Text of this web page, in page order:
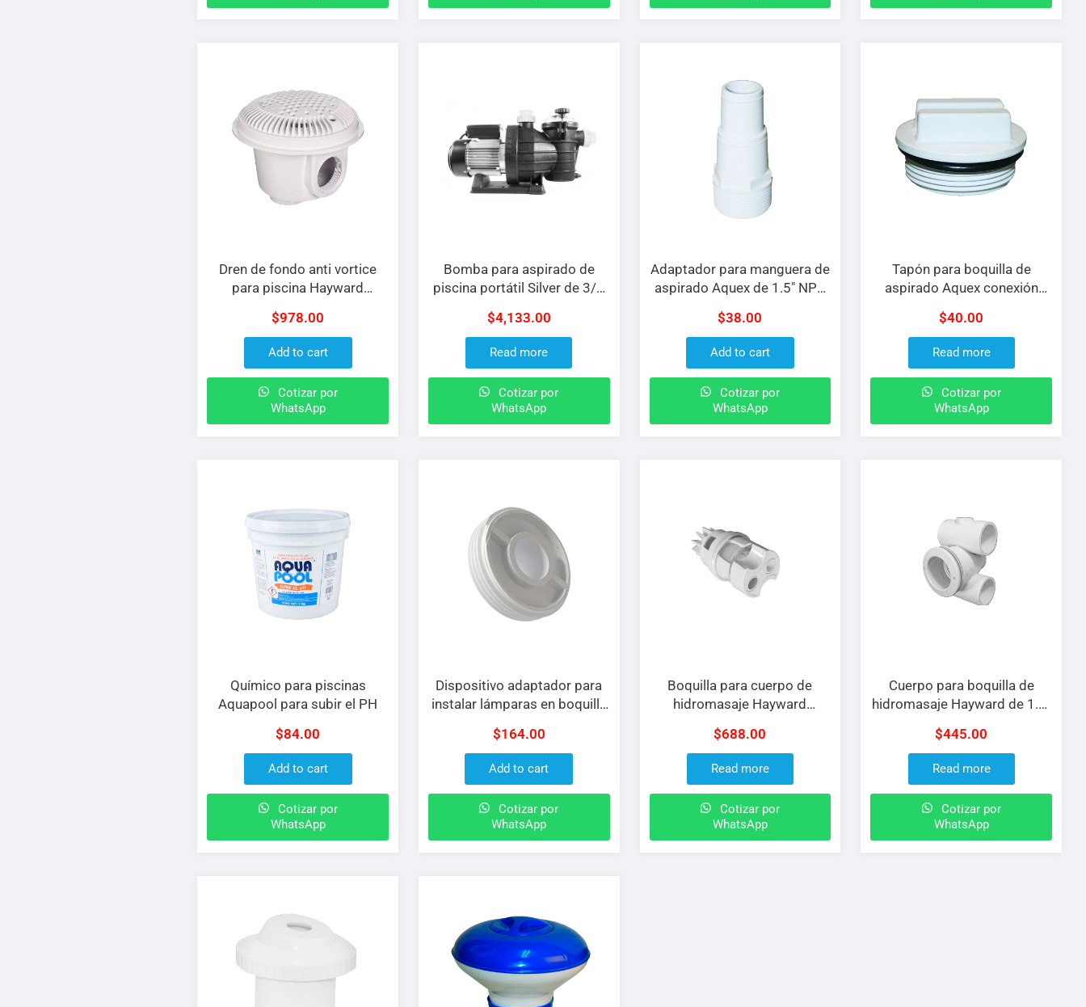
Dren de fondo anti vortice
para piscina Hayward
conexiones de 1.5″ x 1.5″
$978.00
Add to cart
Cotizar por
WhatsApp
Bomba para aspirado de
piscina portátil Silver de 3/4
$4,133.00
Read more
Cotizar por
WhatsApp
Adaptador para manguera de
aspirado Aquex de 1.5″ NPT
$38.00
Add to cart
Cotizar por
WhatsApp
Tapón para boquilla de
aspirado Aquex conexión
PVC
$40.00
Read more
Cotizar por
WhatsApp
Químico para piscinas
Aquapool para subir el PH
$84.00
Add to cart
Cotizar por
WhatsApp
Dispositivo adaptador para
instalar lámparas en boquilla
$164.00
Add to cart
Cotizar por
WhatsApp
Boquilla para cuerpo de
hidromasaje Hayward
$688.00
Read more
Cotizar por
WhatsApp
Cuerpo para boquilla de
hidromasaje Hayward de 1.5″
$445.00
Read more
Cotizar por
WhatsApp